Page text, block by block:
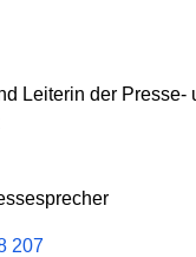
Leiterin der Presse-
207